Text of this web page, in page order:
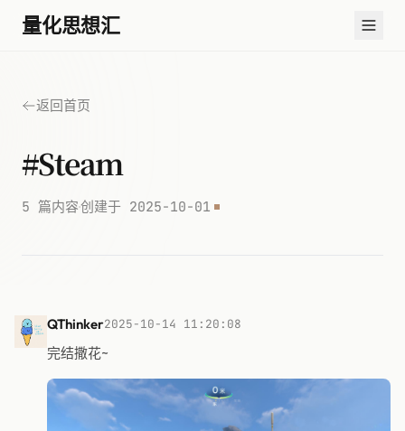
量化思想汇
返回首页
#Steam
5 篇内容·创建于 2025-10-01
QThinker2025-10-14 11:20:08
完结撒花~